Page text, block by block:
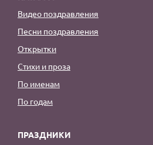
Видео поздравления
Песни поздравления
Открытки
Стихи и проза
По именам
По годам
ПРАЗДНИКИ